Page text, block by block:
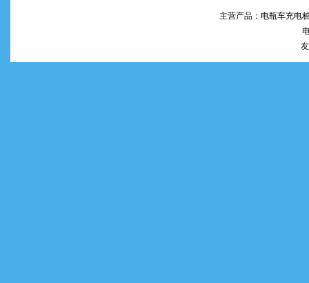
主营产品：电瓶车充电